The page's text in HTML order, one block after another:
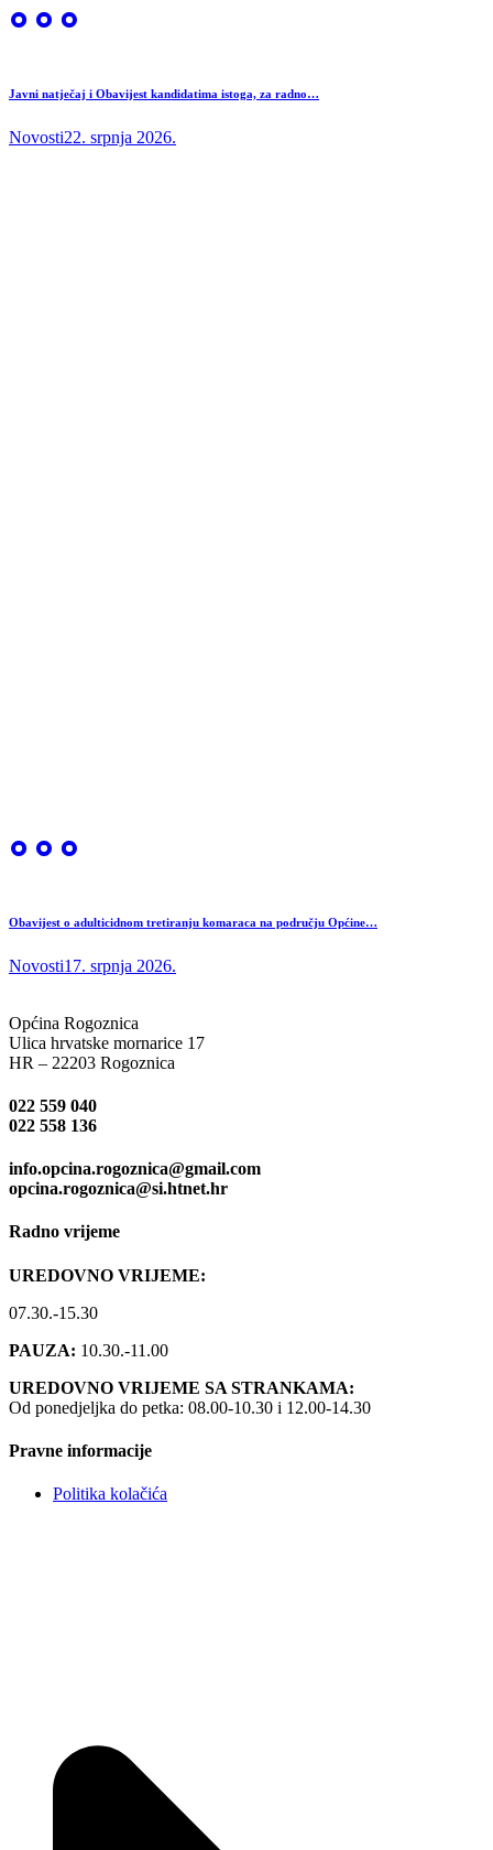
Javni natječaj i Obavijest kandidatima istoga, za radno…
Novosti22. srpnja 2026.
Obavijest o adulticidnom tretiranju komaraca na području Općine…
Novosti17. srpnja 2026.
Općina Rogoznica
Ulica hrvatske mornarice 17
HR – 22203 Rogoznica
022 559 040
022 558 136
info.opcina.rogoznica@gmail.com
opcina.rogoznica@si.htnet.hr
Radno vrijeme
UREDOVNO VRIJEME:
07.30.-15.30
PAUZA: 10.30.-11.00
UREDOVNO VRIJEME SA STRANKAMA:
Od ponedjeljka do petka: 08.00-10.30 i 12.00-14.30
Pravne informacije
Politika kolačića